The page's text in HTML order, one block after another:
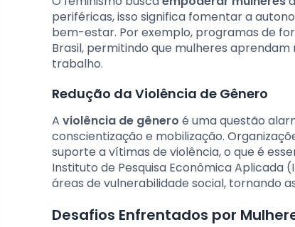
periféricas, isso significa fomentar a
bem-estar. Por exemplo, programas de
Brasil, permitindo que mulheres
trabalho.
Redução da Violência de Gênero
A violência de gênero é uma questão
conscientização e mobilização.
suporte a vítimas de violência, o que é
Instituto de Pesquisa Econômica
áreas de vulnerabilidade social, tornando
Desafios Enfrentados por